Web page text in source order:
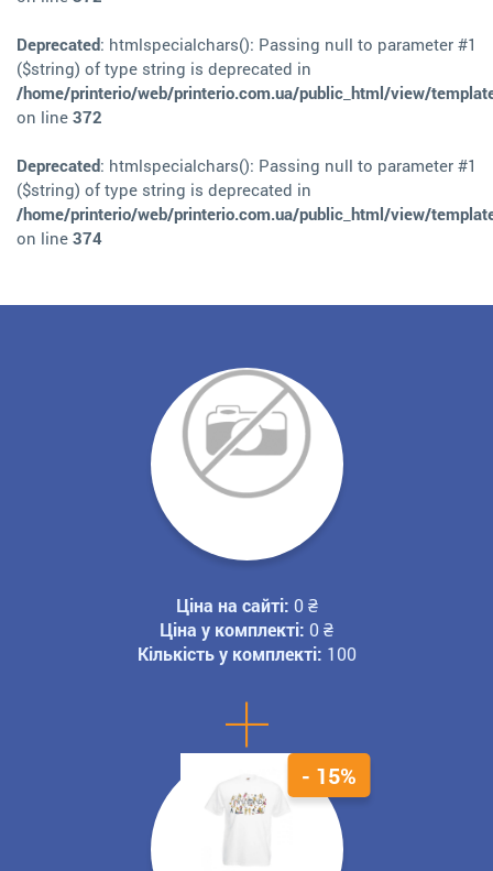
Deprecated: htmlspecialchars(): Passing null to parameter #1
($string) of type string is deprecated in
/home/printerio/web/printerio.com.ua/public_html/view/
on line 372
Deprecated: htmlspecialchars(): Passing null to parameter #1
($string) of type string is deprecated in
/home/printerio/web/printerio.com.ua/public_html/view/
on line 374
+
Ціна на сайті: 0 ₴
Ціна у комплекті: 0 ₴
Кількість у комплекті: 100
- 15%